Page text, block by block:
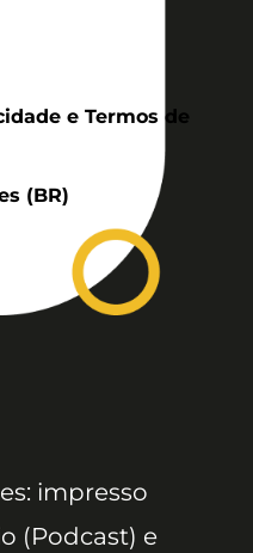
e Termos de
(BR)
impresso
(Podcast) e